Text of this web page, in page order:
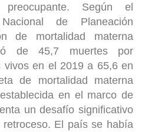
preocupante. Según el
Nacional de Planeación
de mortalidad materna
de 45,7 muertes por
vivos en el 2019 a 65,6 en
de mortalidad materna
en el marco de
un desafío significativo
El país se había